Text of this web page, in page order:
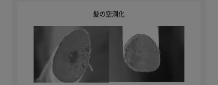
髪の空洞化